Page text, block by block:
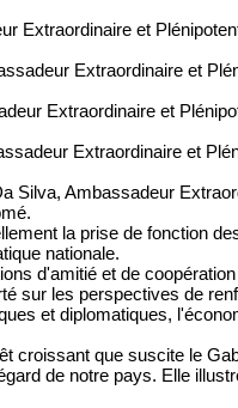
Extraordinaire et
Extraordinaire et
Extraordinaire et
Extraordinaire et
Silva, Ambassadeur
la prise de fonction
nationale.
d'amitié et de
sur les perspectives de
et diplomatiques,
croissant que suscite le
de notre pays. Elle